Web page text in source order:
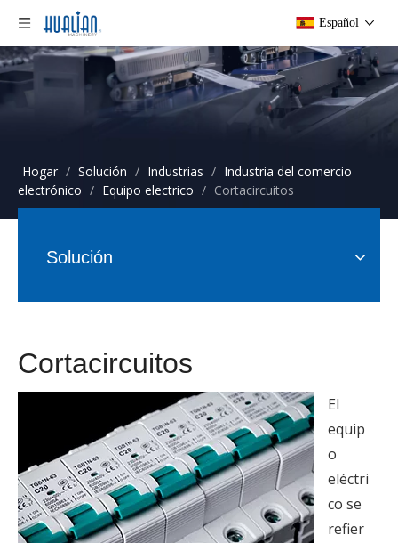
Español
Hogar / Solución / Industrias / Industria del comercio
electrónico / Equipo electrico / Cortacircuitos
Solución
Cortacircuitos
El
equip
o
eléctri
co se
refier